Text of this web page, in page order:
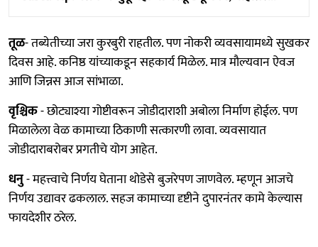
तूळ- तब्येतीच्या जरा कुरबुरी राहतील. पण नोकरी व्यवसायामध्ये सुखकर
दिवस आहे. कनिष्ठ यांच्याकडून सहकार्य मिळेल. मात्र मौल्यवान ऐवज
आणि जिन्नस आज सांभाळा.
वृश्चिक- छोट्याश्या गोष्टीवरून जोडीदाराशी अबोला निर्माण होईल. पण
मिळालेला वेळ कामाच्या ठिकाणी सत्कारणी लावा. व्यवसायात
जोडीदाराबरोबर प्रगतीचे योग आहेत.
धनु- महत्त्वाचे निर्णय घेताना थोडेसे बुजरेपण जाणवेल. म्हणून आजचे
निर्णय उद्यावर ढकलाल. सहज कामाच्या दृष्टीने दुपारनंतर कामे केल्यास
फायदेशीर ठरेल.